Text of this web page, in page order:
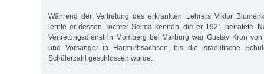
Während der Vertretung des erkrankten Lehrers Viktor
lernte er dessen Tochter Selma kennen, die er 1921 heiratete.
Vertretungsdienst in Momberg bei Marburg war Gustav Kron
und Vorsänger in Harmuthsachsen, bis die israelitische
Schülerzahl geschlossen wurde.